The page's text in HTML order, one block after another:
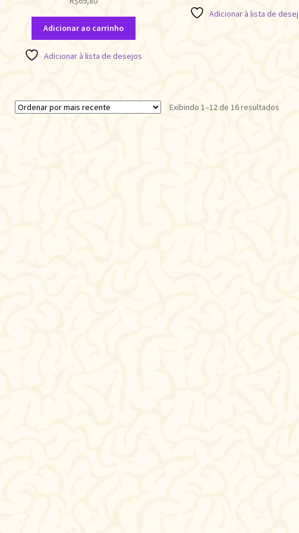
Adicionar ao carrinho
Adicionar à lista de desejos
Adicionar à lista de
Exibindo 1–12 de 16 resultados